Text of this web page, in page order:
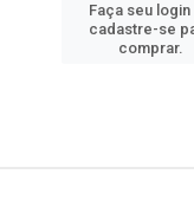
Faça seu login
cadastre-se
comprar.